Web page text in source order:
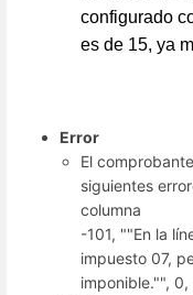
configurado
es de 15, ya
Error
El
siguientes
columna
-101, ""En la
impuesto 07,
imponible."", 0,